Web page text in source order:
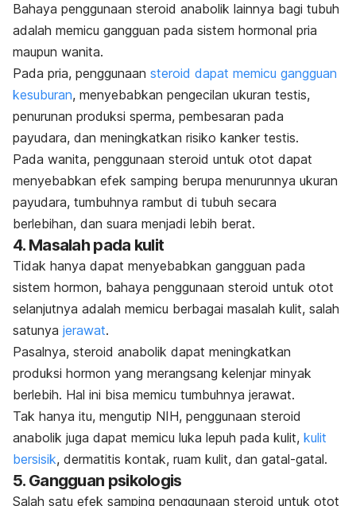
Bahaya penggunaan steroid anabolik lainnya bagi tubuh
adalah memicu gangguan pada sistem hormonal pria
maupun wanita.
Pada pria, penggunaan steroid dapat memicu gangguan
kesuburan, menyebabkan pengecilan ukuran testis,
penurunan produksi sperma, pembesaran pada
payudara, dan meningkatkan risiko kanker testis.
Pada wanita, penggunaan steroid untuk otot dapat
menyebabkan efek samping berupa menurunnya ukuran
payudara, tumbuhnya rambut di tubuh secara
berlebihan, dan suara menjadi lebih berat.
4. Masalah pada kulit
Tidak hanya dapat menyebabkan gangguan pada
sistem hormon, bahaya penggunaan steroid untuk otot
selanjutnya adalah memicu berbagai masalah kulit, salah
satunya jerawat.
Pasalnya, steroid anabolik dapat meningkatkan
produksi hormon yang merangsang kelenjar minyak
berlebih. Hal ini bisa memicu tumbuhnya jerawat.
Tak hanya itu, mengutip NIH, penggunaan steroid
anabolik juga dapat memicu luka lepuh pada kulit, kulit
bersisik, dermatitis kontak, ruam kulit, dan gatal-gatal.
5. Gangguan psikologis
Salah satu efek samping penggunaan steroid untuk otot